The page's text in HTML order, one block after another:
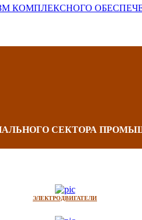
СЕКТОРА
ЭЛЕКТРОДВИГАТЕЛИ